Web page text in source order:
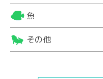
魚
その他